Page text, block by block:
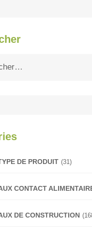
DE PRODUIT (31)
CONTACT
DE CONSTRUCTION